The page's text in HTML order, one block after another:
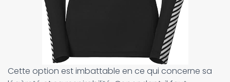
Cette option est imbattable en ce qui concerne sa